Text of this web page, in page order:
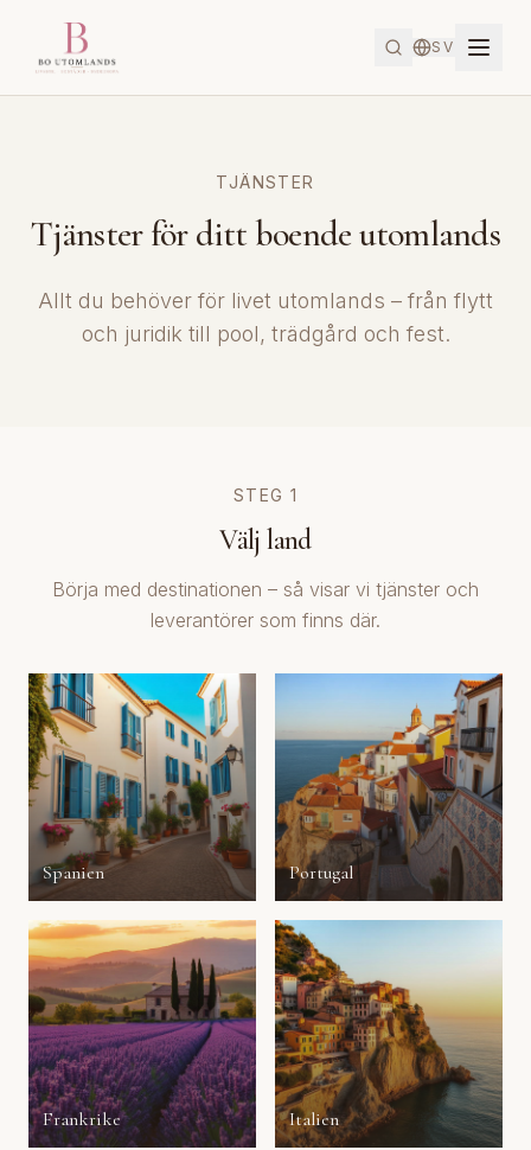
SV
TJÄNSTER
Tjänster för ditt boende utomlands
Allt du behöver för livet utomlands – från flytt
och juridik till pool, trädgård och fest.
STEG 1
Välj land
Börja med destinationen – så visar vi tjänster och
leverantörer som finns där.
Spanien Portugal
Frankrike Italien